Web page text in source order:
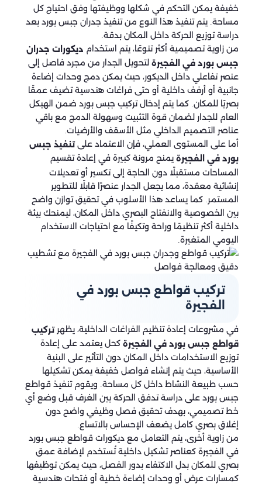
خفيفة يمكن التحكم في شكلها ووظيفتها وفق احتياج كل
مساحة. يتم تنفيذ هذا النوع من تنفيذ جدران جبس بورد بعد
دراسة توزيع الحركة داخل المكان بدقة.
من زاوية تصميمية أكثر تنوعًا، يتم استخدام ديكورات جدران
جبس بورد في الفجيرة لتحويل الجدار من مجرد فاصل إلى
عنصر تفاعلي داخل الديكور، حيث يمكن دمج وحدات إضاءة
جانبية أو أرفف داخلية أو حتى فراغات هندسية تضيف عمقًا
بصريًا للمكان. كما يتم إدخال تركيب جبس بورد ضمن الهيكل
العام للجدار لضمان قوة التثبيت وسهولة الدمج مع باقي
عناصر التصميم الداخلي مثل الأسقف والأرضيات.
أما على المستوى العملي، فإن الاعتماد علىتنفيذ جبس
بورد في الفجيرة يمنح مرونة كبيرة في إعادة تقسيم
المساحات مستقبلًا دون الحاجة إلى تكسير أو تعديلات
إنشائية معقدة، مما يجعل الجدار عنصرًا قابلًا للتطوير
المستمر. كما يساعد هذا الأسلوب في تحقيق توازن واضح
بين الخصوصية والانفتاح البصري داخل المكان، ليمنحك بيئة
داخلية أكثر تنظيمًا وراحة وتكيفًا مع احتياجات الاستخدام
اليومي المتغيرة.
تركيب قواطع جبس بورد في
الفجيرة
في مشروعات إعادة تنظيم الفراغات الداخلية، يظهرتركيب
قواطع جبس بورد في الفجيرة كحل يعتمد على إعادة
توزيع الاستخدامات داخل المكان دون التأثير على البنية
الأساسية، حيث يتم إنشاء فواصل خفيفة يمكن تشكيلها
حسب طبيعة النشاط داخل كل مساحة. ويقوم تنفيذ قواطع
جبس بورد على دراسة تدفق الحركة بين الغرف قبل وضع أي
خط تصميمي، بهدف تحقيق فصل وظيفي واضح دون
إغلاق بصري كامل يضعف الإحساس بالاتساع.
من زاوية أخرى، يتم التعامل مع ديكورات قواطع جبس بورد
في الفجيرة كعناصر تشكيل داخلية تُستخدم لإضافة عمق
بصري للمكان بدل الاكتفاء بدور الفصل، حيث يمكن توظيفها
كمسارات عرض أو وحدات إضاءة خطية أو فتحات هندسية